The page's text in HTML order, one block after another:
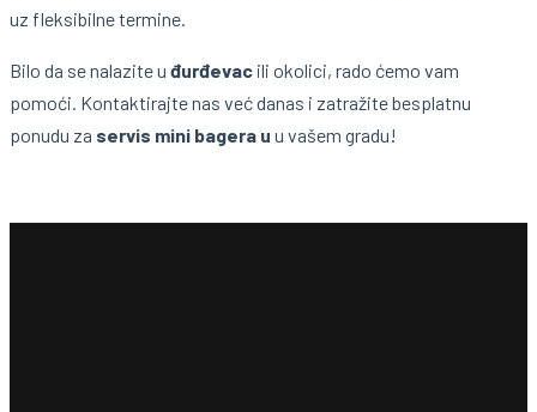
uz fleksibilne termine.
Bilo da se nalazite u đurđevac ili okolici, rado ćemo vam
pomoći. Kontaktirajte nas već danas i zatražite besplatnu
ponudu za servis mini bagera u u vašem gradu!